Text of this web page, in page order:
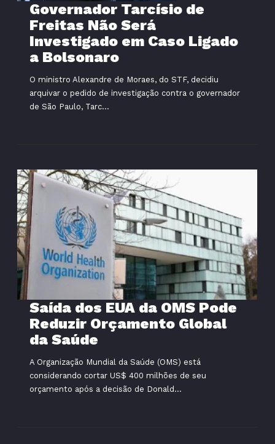
Governador Tarcísio de
Freitas Não Será
Investigado em Caso Ligado
a Bolsonaro
O ministro Alexandre de Moraes, do STF, decidiu
arquivar o pedido de investigação contra o governador
de São Paulo, Tarc...
Saída dos EUA da OMS Pode
Reduzir Orçamento Global
da Saúde
A Organização Mundial da Saúde (OMS) está
considerando cortar US$ 400 milhões de seu
orçamento após a decisão de Donald...